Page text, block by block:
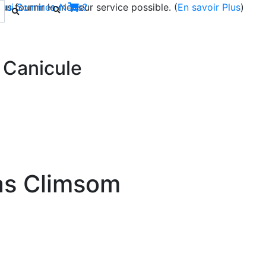
fournir le meilleur service possible. (En savoir Plus)
Qui Sommes-Nous?
Climsom